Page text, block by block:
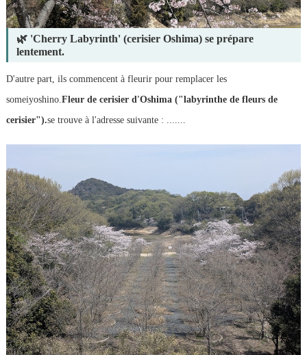
🌿 'Cherry Labyrinth' (cerisier Oshima) se prépare
lentement.
D'autre part, ils commencent à fleurir pour remplacer les
someiyoshino. Fleur de cerisier d'Oshima ("labyrinthe de fleurs de
cerisier").se trouve à l'adresse suivante : .......